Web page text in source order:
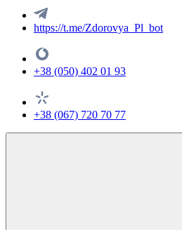
https://t.me/Zdorovya_Pl_bot
+38 (050) 402 01 93
+38 (067) 720 70 77